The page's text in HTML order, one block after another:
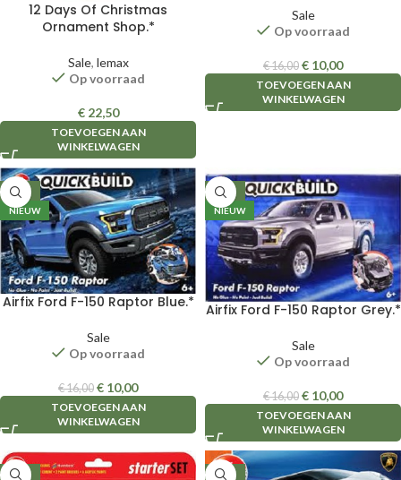
12 Days Of Christmas
Ornament Shop.*
Sale, lemax
Op voorraad
€22,50
TOEVOEGEN AAN
WINKELWAGEN
Sale
Op voorraad
€16,00 € 10,00
TOEVOEGEN AAN
WINKELWAGEN
-38%
NIEUW
Airfix Ford F-150 Raptor Blue.*
Sale
Op voorraad
€16,00 € 10,00
TOEVOEGEN AAN
WINKELWAGEN
-38%
NIEUW
Airfix Ford F-150 Raptor Grey.*
Sale
Op voorraad
€16,00 € 10,00
TOEVOEGEN AAN
WINKELWAGEN
-40%
-38%